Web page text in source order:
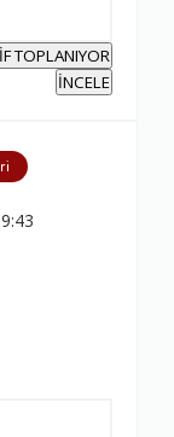
TOPLANIYOR
İNCELE